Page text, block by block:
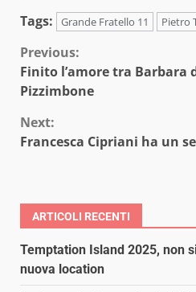
Tags:
Grande Fratello 11 Pietro
Continue
Reading
Previous:
Finito l’amore tra Barbara
Pizzimbone
Next:
Francesca Cipriani ha un
ARTICOLI RECENTI
Temptation Island 2025, non
nuova location